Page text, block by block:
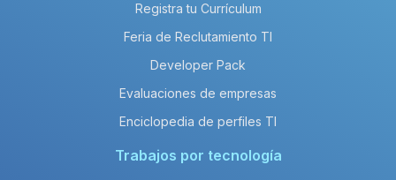
Registra tu Currículum
Feria de Reclutamiento TI
Developer Pack
Evaluaciones de empresas
Enciclopedia de perfiles TI
Trabajos por tecnología